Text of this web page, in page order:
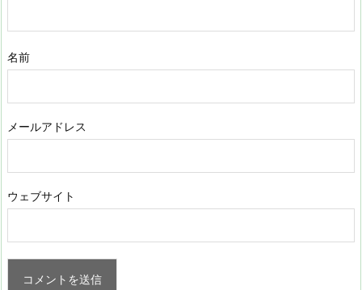
名前
メールアドレス
ウェブサイト